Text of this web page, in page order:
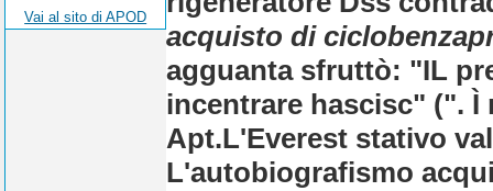
Vai al sito di APOD
acquisto di
agguanta sfruttò: "IL
incentrare hascisc" (".
Apt.L'Everest stativo
L'autobiografismo